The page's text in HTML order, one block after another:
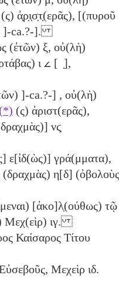
(ς) ἀ̣ρ̣ι̣σ̣τ̣(ερᾶς), [(πυροῦ
]-ca.?-].
(ἐτῶν) ξ, οὐ(λὴ)
ι 𐅵 [ ̣],
]-ca.?-] , οὐ(λὴ)
(*) (ς) ἀριστ(ερᾶς),
νϛ̣
ε[ἰδ(ὼς)] γρά(μματα),
(δραχμὰς) η[δ] (ὀβολοὺς
[ἀκο]λ̣(ούθως) τῷ
Μεχ(εὶρ) ιγ.
Καίσαρος Τίτου
Μεχεὶρ ιδ.